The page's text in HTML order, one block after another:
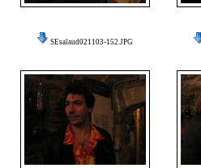
SEsalaud021103-152.JPG